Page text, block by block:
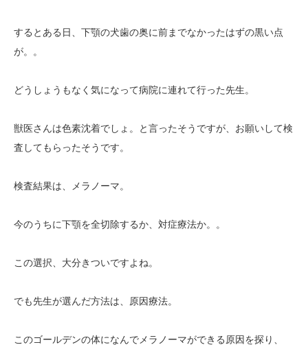
するとある日、下顎の犬歯の奥に前までなかったはずの黒い点
が。。
どうしょうもなく気になって病院に連れて行った先生。
獣医さんは色素沈着でしょ。と言ったそうですが、お願いして検
査してもらったそうです。
検査結果は、メラノーマ。
今のうちに下顎を全切除するか、対症療法か。。
この選択、大分きついですよね。
でも先生が選んだ方法は、原因療法。
このゴールデンの体になんでメラノーマができる原因を探り、